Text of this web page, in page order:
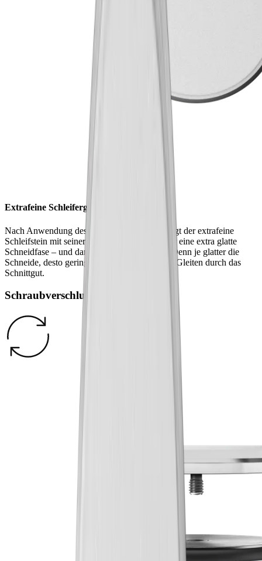
Extrafeine Schleifergebnisse
Nach Anwendung des feinen Schleifsteins sorgt der extrafeine
Schleifstein mit seiner sehr feinen Körnung für eine extra glatte
Schneidfase – und damit auch mehr Schärfe. Denn je glatter die
Schneide, desto geringer der Widerstand beim Gleiten durch das
Schnittgut.
Schraubverschluss